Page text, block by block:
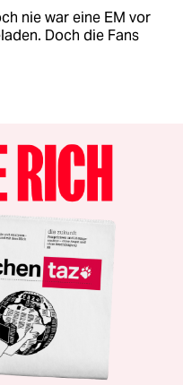
nie war eine EM vor
Doch die Fans